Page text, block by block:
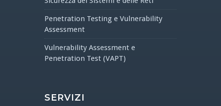
Penetration Testing e Vulnerability
Assessment
Vulnerability Assessment e
Penetration Test (VAPT)
SERVIZI